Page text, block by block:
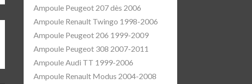
Ampoule Peugeot 207 dès 2006
Ampoule Renault Twingo 1998-2006
Ampoule Peugeot 206 1999-2009
Ampoule Peugeot 308 2007-2011
Ampoule Audi TT 1999-2006
Ampoule Renault Modus 2004-2008